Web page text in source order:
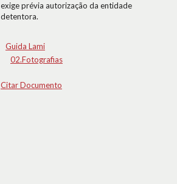
exige prévia autorização da entidade
detentora.
Guida Lami
02.Fotografias
Citar Documento